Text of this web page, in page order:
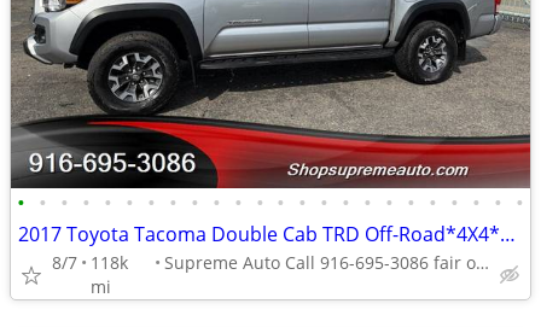
• • • • • • • • • • • • • • • • • • • • • • • •
2017 Toyota Tacoma Double Cab TRD Off-Road*4X4*Rear Camera*Heated Seat
8/7
118k
mi
Supreme Auto Call 916-695-3086 fair oaks